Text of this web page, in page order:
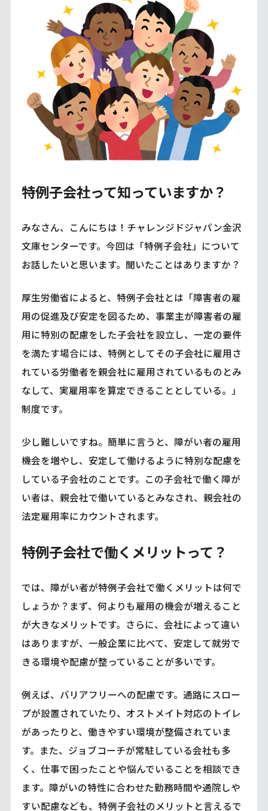
特例子会社って知っていますか？
みなさん、こんにちは！チャレンジドジャパン金沢
文庫センターです。今回は「特例子会社」について
お話したいと思います。聞いたことはありますか？
厚生労働省によると、特例子会社とは「障害者の雇
用の促進及び安定を図るため、事業主が障害者の雇
用に特別の配慮をした子会社を設立し、一定の要件
を満たす場合には、特例としてその子会社に雇用さ
れている労働者を親会社に雇用されているものとみ
なして、実雇用率を算定できることとしている。」
制度です。
少し難しいですね。簡単に言うと、障がい者の雇用
機会を増やし、安定して働けるように特別な配慮を
している子会社のことです。この子会社で働く障が
い者は、親会社で働いているとみなされ、親会社の
法定雇用率にカウントされます。
特例子会社で働くメリットって？
では、障がい者が特例子会社で働くメリットは何で
しょうか？まず、何よりも雇用の機会が増えること
が大きなメリットです。さらに、会社によって違い
はありますが、一般企業に比べて、安定して就労で
きる環境や配慮が整っていることが多いです。
例えば、バリアフリーへの配慮です。通路にスロー
プが設置されていたり、オストメイト対応のトイレ
があったりと、働きやすい環境が整備されていま
す。また、ジョブコーチが常駐している会社も多
く、仕事で困ったことや悩んでいることを相談でき
ます。障がいの特性に合わせた勤務時間や通院しや
すい配慮なども、特例子会社のメリットと言えるで